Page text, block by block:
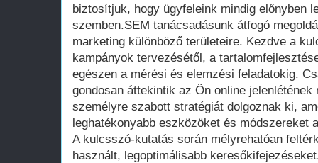
biztosítjuk, hogy ügyfeleink mindig előnyben
szemben.SEM tanácsadásunk átfogó
marketing különböző területeire. Kezdve a
kampányok tervezésétől, a
egészen a mérési és elemzési feladatokig.
gondosan áttekintik az Ön online jelenlétének
személyre szabott stratégiát dolgoznak ki,
leghatékonyabb eszközöket és módszereket
A kulcsszó-kutatás során mélyrehatóan
használt, legoptimálisabb